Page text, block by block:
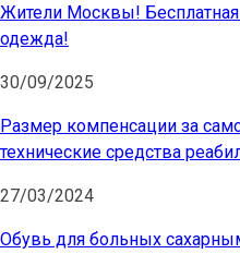
Жители Москвы! Бесплатная
одежда!
30/09/2025
Размер компенсации за
технические средства
27/03/2024
Обувь для больных